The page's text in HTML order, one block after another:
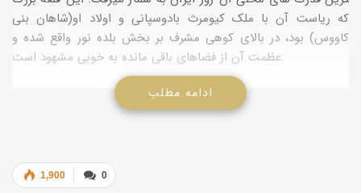
که ریاست آن با ملک کیومرث بادوسپانی و اولاد او(شاهان بنی
کاووس) بود، در بالای کوهی مشرف بر بخش بلده نور واقع شده و
عظمت آن از فضاهای باقی مانده به خوبی مشهود است.
قلعه بلده تا عصر سلاطین صفوی دایر و آباد بود، ولی پس از انقراض
سلسه بادوسپانی بدست صفویان و تسلط این خاندان بر منطقه
دهد. این قلعه در فراز کوهی ودر چنان موقعیتی قرار گرفته است که
ادامه مطلب
0
1,900